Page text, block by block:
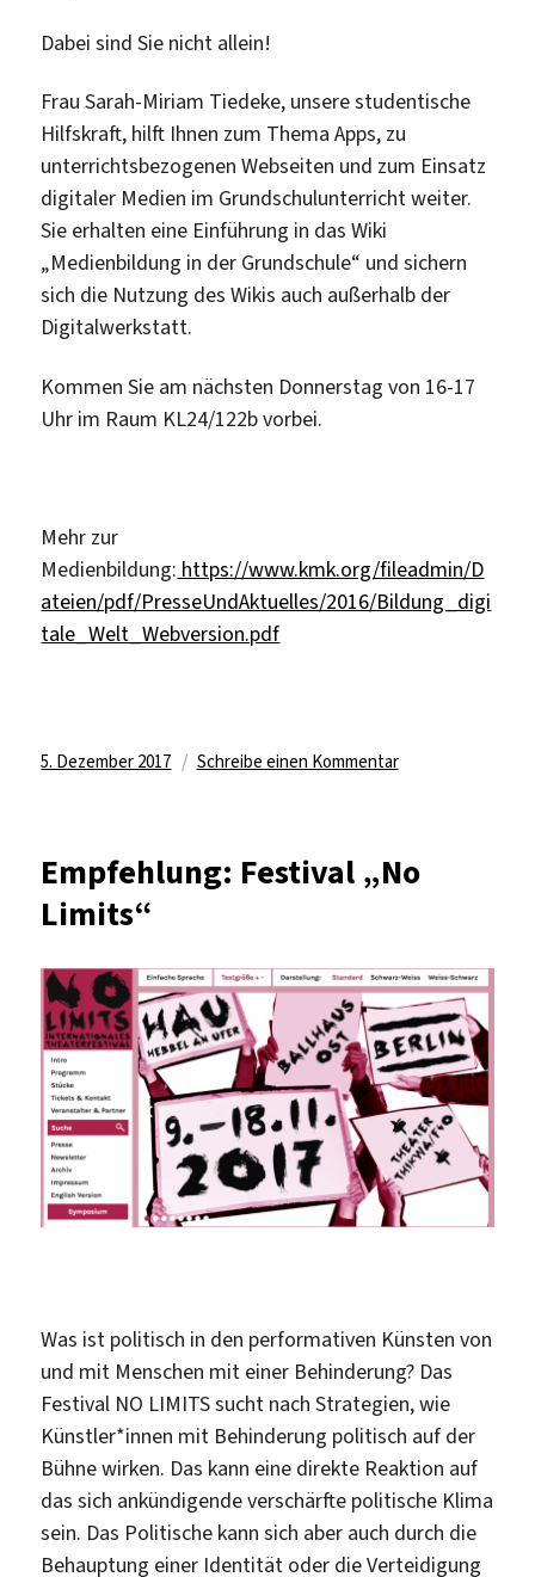
Dabei sind Sie nicht allein!
Frau Sarah-Miriam Tiedeke, unsere studentische
Hilfskraft, hilft Ihnen zum Thema Apps, zu
unterrichtsbezogenen Webseiten und zum Einsatz
digitaler Medien im Grundschulunterricht weiter.
Sie erhalten eine Einführung in das Wiki
„Medienbildung in der Grundschule“ und sichern
sich die Nutzung des Wikis auch außerhalb der
Digitalwerkstatt.
Kommen Sie am nächsten Donnerstag von 16-17
Uhr im Raum KL24/122b vorbei.
Mehr zur
Medienbildung: https://www.kmk.org/fileadmin/D
ateien/pdf/PresseUndAktuelles/2016/Bildung_digi
tale_Welt_Webversion.pdf
Veröffentlicht
5. Dezember 2017 Schreibe einen Kommentarzu
donnerstags
Uhr,
KL24/122b
Empfehlung: Festival „No
Limits“
Was ist politisch in den performativen Künsten von
und mit Menschen mit einer Behinderung? Das
Festival NO LIMITS sucht nach Strategien, wie
Künstler*innen mit Behinderung politisch auf der
Bühne wirken. Das kann eine direkte Reaktion auf
das sich ankündigende verschärfte politische Klima
sein. Das Politische kann sich aber auch durch die
Behauptung einer Identität oder die Verteidigung